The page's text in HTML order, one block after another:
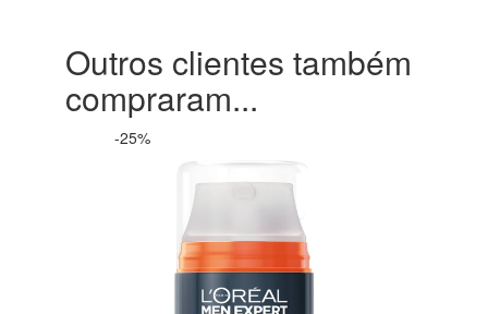
Outros clientes também
compraram...
-25%